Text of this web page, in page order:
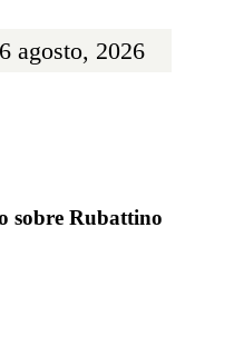
agosto, 2026
sobre Rubattino